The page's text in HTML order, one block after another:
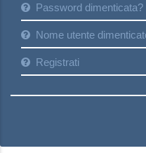
Password dimenticata?
Nome utente
Registrati